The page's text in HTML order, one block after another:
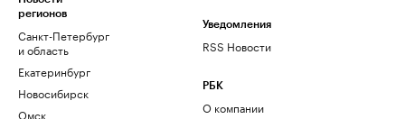
регионов
Санкт-Петербург
и область
Екатеринбург
Новосибирск
Омск
Уведомления
RSS Новости
РБК
О компании